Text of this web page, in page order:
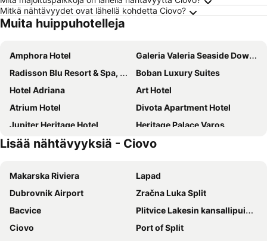
Mitkä nähtävyydet ovat lähellä kohdetta Ciovo?
Muita huippuhotelleja
Amphora Hotel
Galeria Valeria Seaside Downtown - MAG Quaint & Elegant Boutique Hotels
Radisson Blu Resort & Spa, Split
Boban Luxury Suites
Hotel Adriana
Art Hotel
Atrium Hotel
Divota Apartment Hotel
Jupiter Heritage Hotel
Heritage Palace Varos
AC Hotel Split
Prima Luce Downtown
Hotel Medena
Hotel Split Inn by President
Bosket Luxury Rooms
Plaza Marchi Old Town - MAG Quaint & Elegant Boutique Hotels
Hotel Elu Iris
Hotel More
Hotel Ambasador
GARDEN APARTMENT HOTEL
Lisää nähtävyyksiä - Ciovo
Makarska Riviera
Lapad
Dubrovnik Airport
Zračna Luka Split
Bacvice
Plitvice Lakesin kansallipuisto
Ciovo
Port of Split